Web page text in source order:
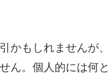
かもしれませんが
ん。個人的には何